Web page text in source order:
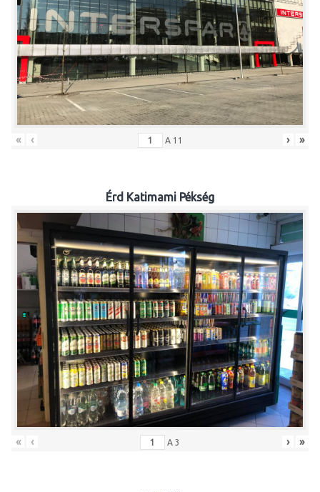
« ‹ A 11 › »
Érd Katimami Pékség
« ‹ A 3 › »